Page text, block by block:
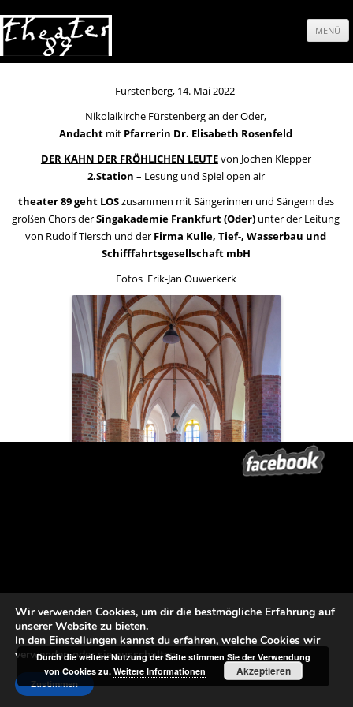
MENÜ
Springe
Fürstenberg, 14. Mai 2022
Nikolaikirche Fürstenberg an der Oder,
Andacht mit Pfarrerin Dr. Elisabeth Rosenfeld
DER KAHN DER FRÖHLICHEN LEUTEvon Jochen Klepper
2.Station – Lesung und Spiel open air
theater 89 geht LOSzusammen mit Sängerinnen und Sängern des
großen Chors derSingakademie Frankfurt (Oder) unter der Leitung
von Rudolf Tiersch und der Firma Kulle, Tief-, Wasserbau und
Schifffahrtsgesellschaft mbH
Fotos Erik-Jan Ouwerkerk
Beitrags-Navigation
eine Liebe in Deutschlanf – P/F
Wir verwenden Cookies, um dir die bestmögliche Erfahrung auf
unserer Website zu bieten.
In den Einstellungen kannst du erfahren, welche Cookies wir
verwenden oder sie ausschalten.
Zustimmen
Durch die weitere Nutzung der Seite stimmen Sie der Verwendung
von Cookies zu.Weitere Informationen Akzeptieren